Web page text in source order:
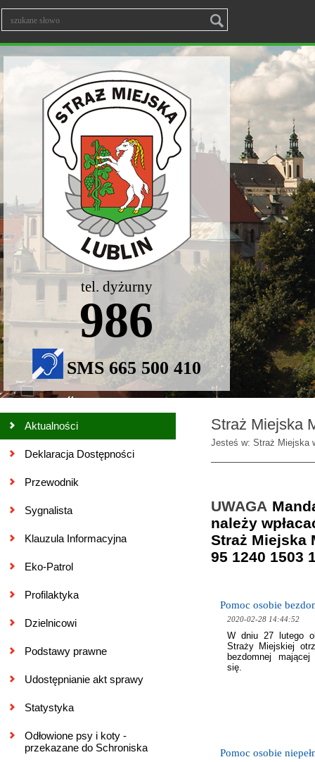
tel. dyżurny
986
SMS 665 500 410
Aktualności
Deklaracja Dostępności
Przewodnik
Sygnalista
Klauzula Informacyjna
Eko-Patrol
Profilaktyka
Dzielnicowi
Podstawy prawne
Udostępnianie akt sprawy
Statystyka
Odłowione psy i koty -
przekazane do Schroniska
Straż Miejska
Jesteś w: Straż Miejska
UWAGA
należy
Straż Miejska
95 1240 1503
Pomoc osobie
2020-02-28 14:44:52
W dniu 27 lutego
Straży Miejskiej
bezdomnej
się.
Pomoc osobie